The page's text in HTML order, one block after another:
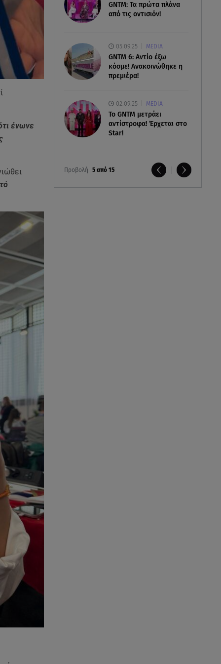
GNTM: Τα πρώτα πλάνα
από τις οντισιόν!
05.09.25 MEDIA
GNTM 6: Αντίο έξω
κόσμε! Ανακοινώθηκε η
πρεμιέρα!
02.09.25 MEDIA
Το GNTM μετράει
αντίστροφα! Έρχεται στο
Star!
Προβολή 5 από 15
ένωνε